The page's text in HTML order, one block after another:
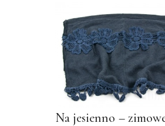
Na jesienno –